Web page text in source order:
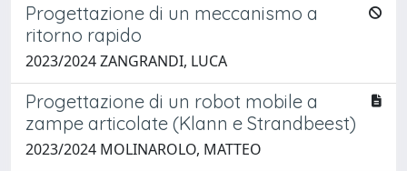
Progettazione di un meccanismo a
ritorno rapido
2023/2024 ZANGRANDI, LUCA
Progettazione di un robot mobile a
zampe articolate (Klann e Strandbeest)
2023/2024 MOLINAROLO, MATTEO